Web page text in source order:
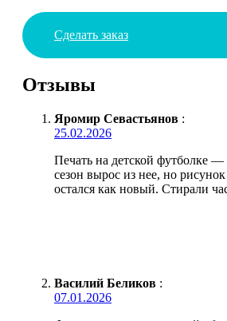
Сделать заказ
Отзывы
Яромир Севастьянов :
25.02.2026
Печать на детской футболке —
сезон вырос из нее, но
остался как новый. Стирали
Василий Беликов :
07.01.2026